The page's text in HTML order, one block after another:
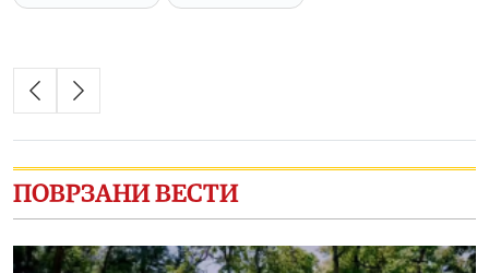
ПОВРЗАНИ ВЕСТИ